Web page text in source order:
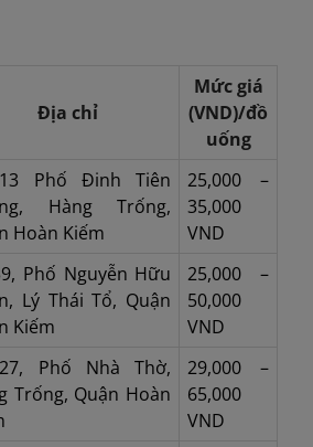
Địa chỉ
Mức giá
(VND)/đồ
uống
Phố Đinh Tiên
Hàng Trống,
Hoàn Kiếm
25,000 –
35,000
VND
Phố Nguyễn Hữu
Lý Thái Tổ, Quận
Kiếm
25,000 –
50,000
VND
Phố Nhà Thờ,
Trống, Quận Hoàn
29,000 –
65,000
VND